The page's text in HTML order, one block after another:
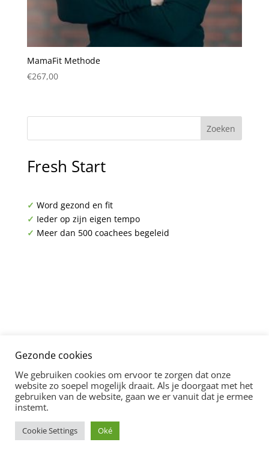
MamaFit Methode
€267,00
Zoeken
Fresh Start
✓ Word gezond en fit
✓ Ieder op zijn eigen tempo
✓ Meer dan 500 coachees begeleid
Created & powered by
Gezonde cookies
We gebruiken cookies om ervoor te zorgen dat onze
website zo soepel mogelijk draait. Als je doorgaat met het
gebruiken van de website, gaan we er vanuit dat je ermee
instemt.
Cookie Settings Oké